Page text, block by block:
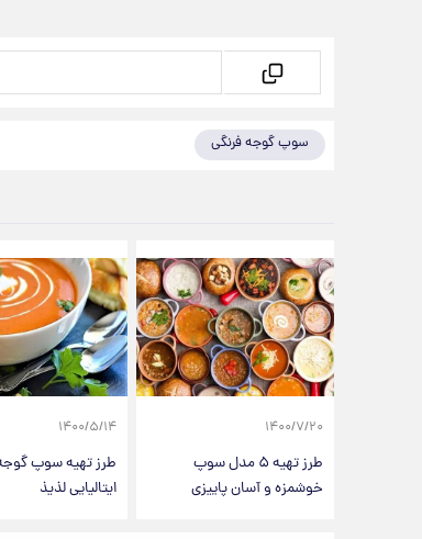
سوپ گوجه فرنگی
۱۴۰۰/۷/۲۰
طرز تهیه ۵ مدل سوپ
خوشمزه و آسان پاییزی
۱۴۰۰/۵/۱۴
طرز تهیه سوپ
ایتالیایی لذیذ